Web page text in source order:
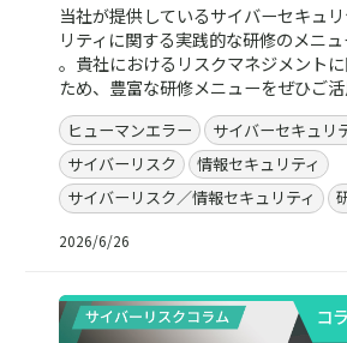
当社が提供しているサイバーセキュ
リティに関する実践的な研修のメニ
。貴社におけるリスクマネジメント
ため、豊富な研修メニューをぜひご活
ヒューマンエラー
サイバーセキュリ
サイバーリスク
情報セキュリティ
サイバーリスク／情報セキュリティ
2026/6/26
コ